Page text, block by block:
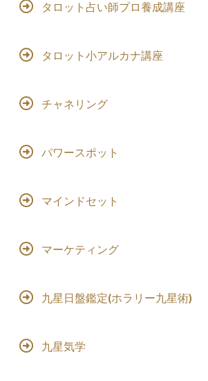
タロット占い師プロ養成講座
タロット小アルカナ講座
チャネリング
パワースポット
マインドセット
マーケティング
九星日盤鑑定(ホラリー九星術)
九星気学